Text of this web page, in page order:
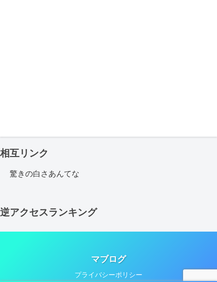
相互リンク
驚きの白さあんてな
逆アクセスランキング
マブログ
プライバシーポリシー